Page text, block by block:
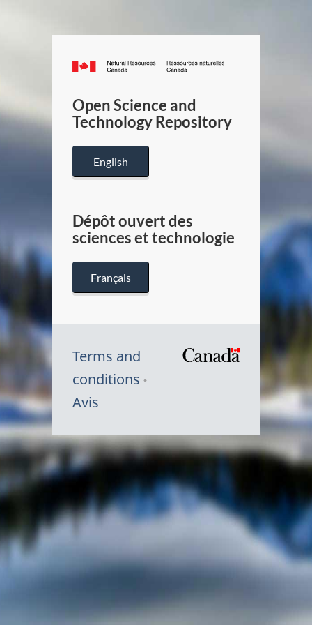
Canada.ca
/
Canada
Open Science and
Technology Repository
English
Dépôt ouvert des
sciences et technologie
Français
Terms and
conditions
Avis
Symbole
du
Canada